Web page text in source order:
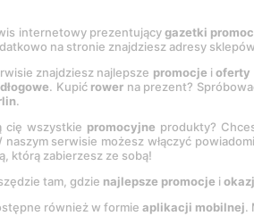
internetowy prezentującygazetki
na stronie znajdziesz adresy
znajdziesz najlepsze promocje ioferty
. Kupić rower na prezent?
.
cię wszystkie promocyjne produkty?
naszym serwisie możesz włączyć
którą zabierzesz ze sobą!
tam, gdzie najlepsze promocje i
również w formie aplikacji mobilnej.